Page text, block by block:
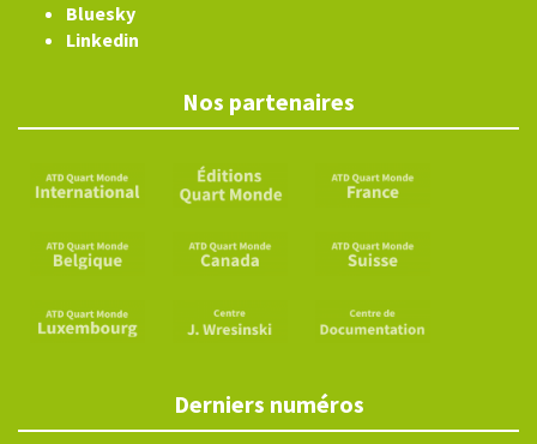
Bluesky
Linkedin
Nos partenaires
Derniers numéros